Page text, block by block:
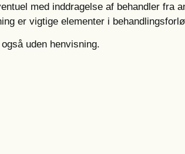
med inddragelse af behandler fra
er vigtige elementer i
uden henvisning.